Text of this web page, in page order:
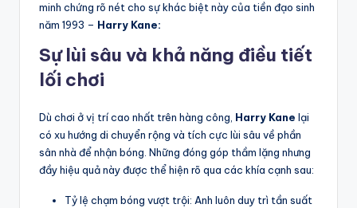
minh chứng rõ nét cho sự khác biệt này của tiền đạo sinh
năm 1993 – Harry Kane:
Sự lùi sâu và khả năng điều tiết
lối chơi
Dù chơi ở vị trí cao nhất trên hàng công, Harry Kane lại
có xu hướng di chuyển rộng và tích cực lùi sâu về phần
sân nhà để nhận bóng. Những đóng góp thầm lặng nhưng
đầy hiệu quả này được thể hiện rõ qua các khía cạnh sau:
Tỷ lệ chạm bóng vượt trội: Anh luôn duy trì tần suất